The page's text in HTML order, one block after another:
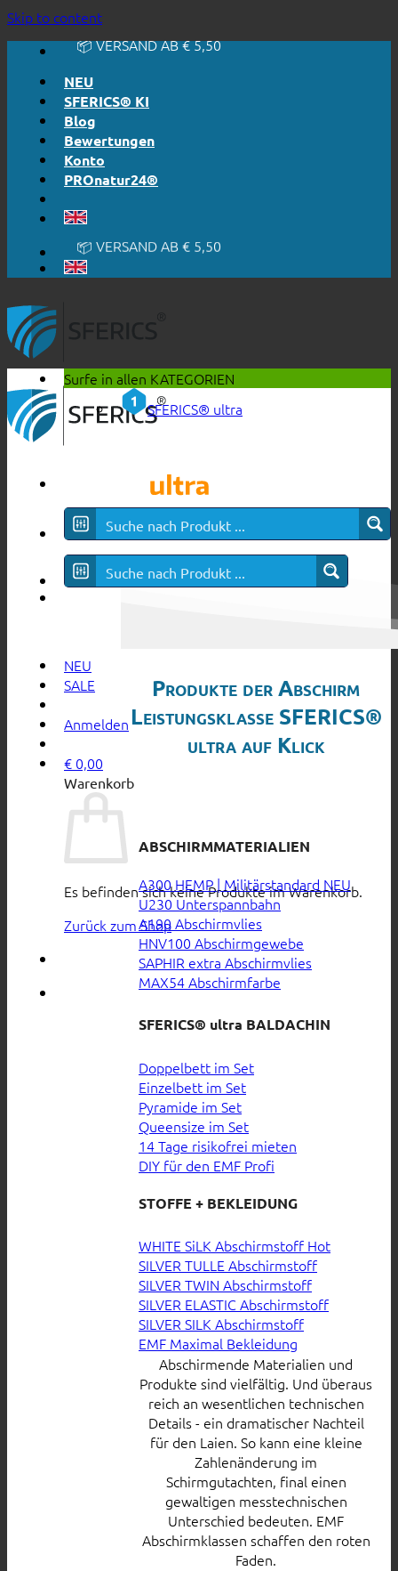
Skip to content🔆 EHRLICH. TRANSPARENT.
📦 VERSAND AB € 5,50
NEU
SFERICS® KI
Blog
Bewertungen
Konto
PROnatur24®
🔆 EINFACH. FUNKTIONIERT.
🔆 EHRLICH. TRANSPARENT.
📦 VERSAND AB € 5,50
🔖 KAUF AUF RECHNUNG
NEU
SALE
Anmelden
€ 0,00
Warenkorb
Es befinden sich keine Produkte im Warenkorb.
Zurück zum Shop
Surfe in allen KATEGORIEN
SFERICS® ultra
Produkte der Abschirm
Leistungsklasse SFERICS®
ultra auf Klick
ABSCHIRMMATERIALIEN
A300 HEMP | Militärstandard
U230 Unterspannbahn
A190 Abschirmvlies
HNV100 Abschirmgewebe
SAPHIR extra Abschirmvlies
MAX54 Abschirmfarbe
SFERICS® ultra BALDACHIN
Doppelbett im Set
Einzelbett im Set
Pyramide im Set
Queensize im Set
14 Tage risikofrei mieten
DIY für den EMF Profi
STOFFE + BEKLEIDUNG
WHITE SiLK Abschirmstoff
SILVER TULLE Abschirmstoff
SILVER TWIN Abschirmstoff
SILVER ELASTIC Abschirmstoff
SILVER SILK Abschirmstoff
EMF Maximal Bekleidung
Abschirmende Materialien und
Produkte sind vielfältig. Und überaus
reich an wesentlichen technischen
Details - ein dramatischer Nachteil
für den Laien. So kann eine kleine
Zahlenänderung im
Schirmgutachten, final einen
gewaltigen messtechnischen
Unterschied bedeuten. EMF
Abschirmklassen schaffen den roten
Faden.